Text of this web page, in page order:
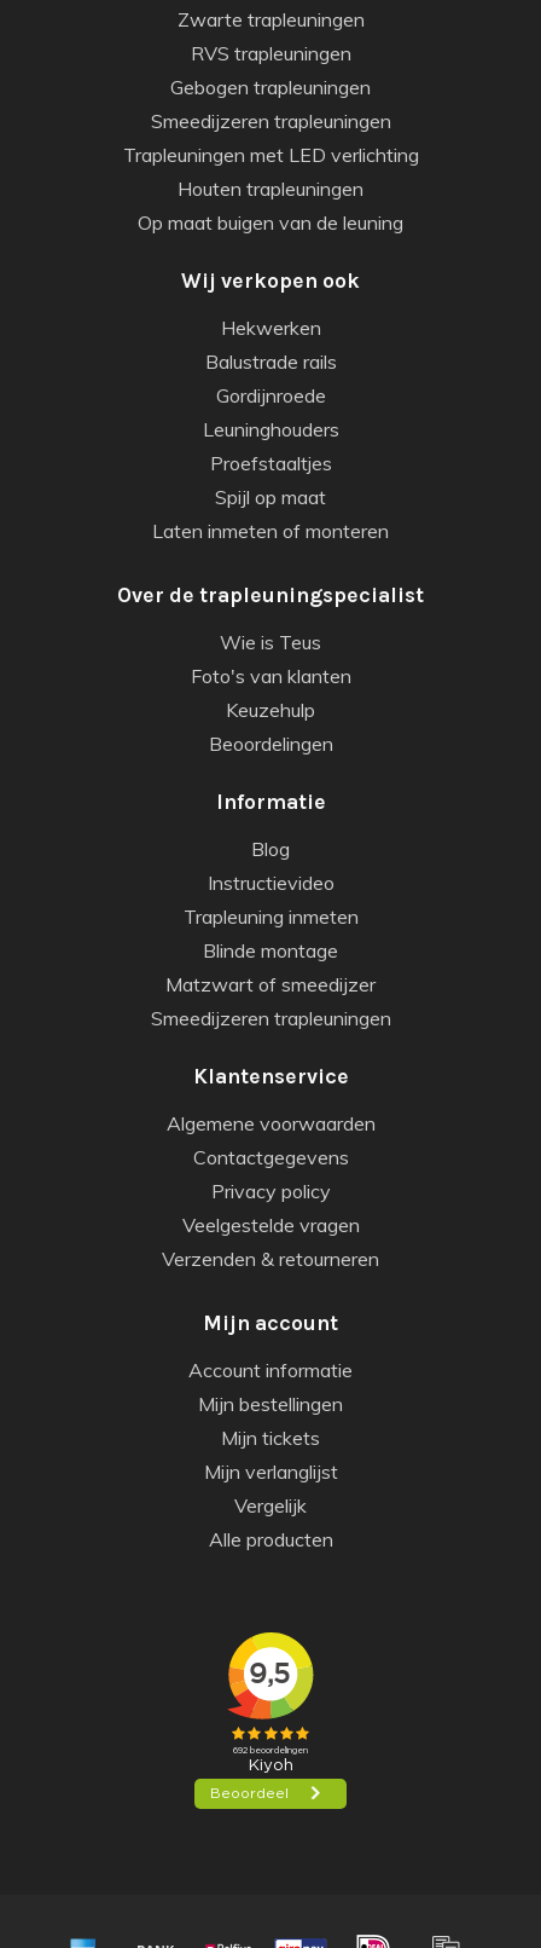
Zwarte trapleuningen
RVS trapleuningen
Gebogen trapleuningen
Smeedijzeren trapleuningen
Trapleuningen met LED verlichting
Houten trapleuningen
Op maat buigen van de leuning
Wij verkopen ook
Hekwerken
Balustrade rails
Gordijnroede
Leuninghouders
Proefstaaltjes
Spijl op maat
Laten inmeten of monteren
Over de trapleuningspecialist
Wie is Teus
Foto's van klanten
Keuzehulp
Beoordelingen
Informatie
Blog
Instructievideo
Trapleuning inmeten
Blinde montage
Matzwart of smeedijzer
Smeedijzeren trapleuningen
Klantenservice
Algemene voorwaarden
Contactgegevens
Privacy policy
Veelgestelde vragen
Verzenden & retourneren
Mijn account
Account informatie
Mijn bestellingen
Mijn tickets
Mijn verlanglijst
Vergelijk
Alle producten